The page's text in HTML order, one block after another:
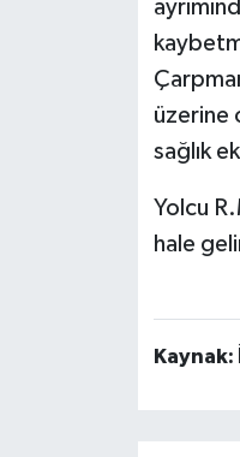
üzerine
sağlık
Yolcu
hale
Kaynak: